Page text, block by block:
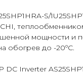
S/
мощности и
обогрев до -20ºС.
Inverter